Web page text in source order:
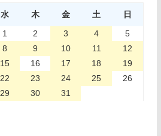
水 木 金 土
日
1
2 3 4
5
8 9 10 11
12
15 16 17 18
19
22 23 24 25
26
29 30 31